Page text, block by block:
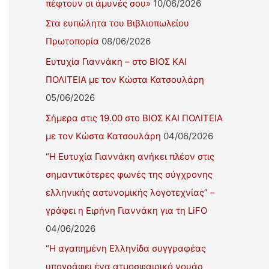
πέφτουν οι άμυνές σου» 10/06/2026
Στα ευπώλητα του Βιβλιοπωλείου
Πρωτοπορία 08/06/2026
Ευτυχία Γιαννάκη – στο ΒΙΟΣ ΚΑΙ
ΠΟΛΙΤΕΙΑ με τον Κώστα Κατσουλάρη
05/06/2026
Σήμερα στις 19.00 στο ΒΙΟΣ ΚΑΙ ΠΟΛΙΤΕΙΑ
με τον Κώστα Κατσουλάρη 04/06/2026
“Η Ευτυχία Γιαννάκη ανήκει πλέον στις
σημαντικότερες φωνές της σύγχρονης
ελληνικής αστυνομικής λογοτεχνίας” –
γράφει η Ειρήνη Γιαννάκη για τη LiFO
04/06/2026
“Η αγαπημένη Ελληνίδα συγγραφέας
υπογράφει ένα ατμοσφαιρικό νουάρ